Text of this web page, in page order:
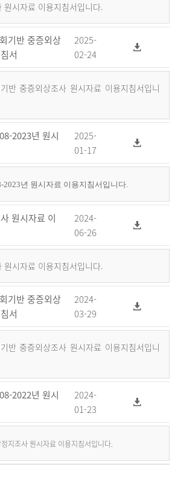
원시자료 이용지침서입니다.
기반 중증외상
서
2025-
02-24
반 중증외상조사 원시자료 이용지침서입니
2023년 원시
2025-
01-17
2023년 원시자료 이용지침서입니다.
원시자료 이
2024-
06-26
원시자료 이용지침서입니다.
기반 중증외상
서
2024-
03-29
반 중증외상조사 원시자료 이용지침서입니
2022년 원시
2024-
01-23
지조사 원시자료 이용지침서입니다.